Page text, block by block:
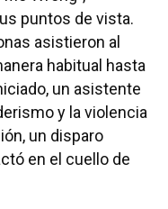
puntos de vista.
asistieron al
habitual hasta
un asistente
y la violencia
un disparo
en el cuello de